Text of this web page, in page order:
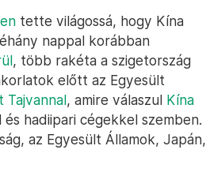
tette világossá, hogy Kína
nappal korábban
, több rakéta a szigetország
előtt az Egyesült
, amire válaszul Kína
hadiipari cégekkel szemben.
az Egyesült Államok, Japán,